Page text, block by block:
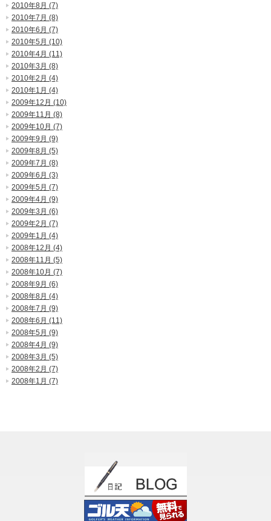
2010年8月 (7)
2010年7月 (8)
2010年6月 (7)
2010年5月 (10)
2010年4月 (11)
2010年3月 (8)
2010年2月 (4)
2010年1月 (4)
2009年12月 (10)
2009年11月 (8)
2009年10月 (7)
2009年9月 (9)
2009年8月 (5)
2009年7月 (8)
2009年6月 (3)
2009年5月 (7)
2009年4月 (9)
2009年3月 (6)
2009年2月 (7)
2009年1月 (4)
2008年12月 (4)
2008年11月 (5)
2008年10月 (7)
2008年9月 (6)
2008年8月 (4)
2008年7月 (9)
2008年6月 (11)
2008年5月 (9)
2008年4月 (9)
2008年3月 (5)
2008年2月 (7)
2008年1月 (7)